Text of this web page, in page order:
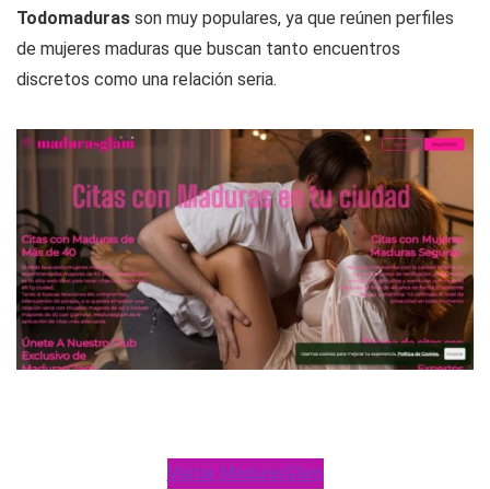
Todomaduras son muy populares, ya que reúnen perfiles
de mujeres maduras que buscan tanto encuentros
discretos como una relación seria.
Visitar MadurasGlam